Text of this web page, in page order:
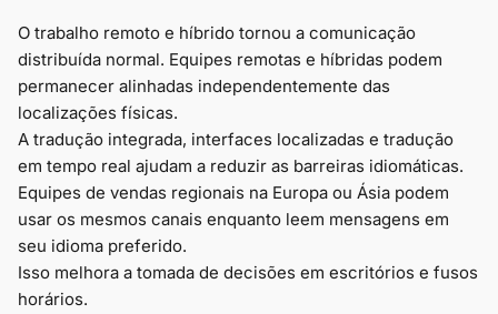
O trabalho remoto e híbrido tornou a comunicação
distribuída normal. Equipes remotas e híbridas podem
permanecer alinhadas independentemente das
localizações físicas.
A tradução integrada, interfaces localizadas e tradução
em tempo real ajudam a reduzir as barreiras idiomáticas.
Equipes de vendas regionais na Europa ou Ásia podem
usar os mesmos canais enquanto leem mensagens em
seu idioma preferido.
Isso melhora a tomada de decisões em escritórios e fusos
horários.